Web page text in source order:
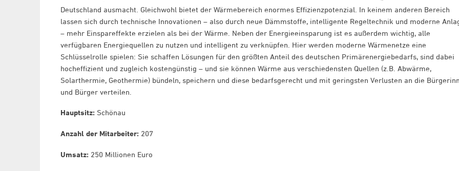
Deutschland ausmacht. Gleichwohl bietet der Wärmebereich enormes Effizienzpotenzial. In keinem anderen Bereich
lassen sich durch technische Innovationen – also durch neue Dämmstoffe, intelligente Regeltechnik und moderne
– mehr Einspareffekte erzielen als bei der Wärme. Neben der Energieeinsparung ist es außerdem wichtig, alle
verfügbaren Energiequellen zu nutzen und intelligent zu verknüpfen. Hier werden moderne Wärmenetze eine
Schlüsselrolle spielen: Sie schaffen Lösungen für den größten Anteil des deutschen Primärenergiebedarfs, sind dabei
hocheffizient und zugleich kostengünstig – und sie können Wärme aus verschiedensten Quellen (z.B. Abwärme,
Solarthermie, Geothermie) bündeln, speichern und diese bedarfsgerecht und mit geringsten Verlusten an die
und Bürger verteilen.
Hauptsitz: Schönau
Anzahl der Mitarbeiter: 207
Umsatz: 250 Millionen Euro